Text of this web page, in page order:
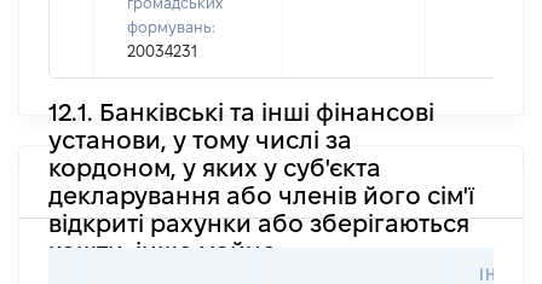
формувань:
20034231
12.1. Банківські та інші фінансові
установи, у тому числі за
кордоном, у яких у суб'єкта
декларування або членів його сім'ї
відкриті рахунки або зберігаються
кошти, інше майно